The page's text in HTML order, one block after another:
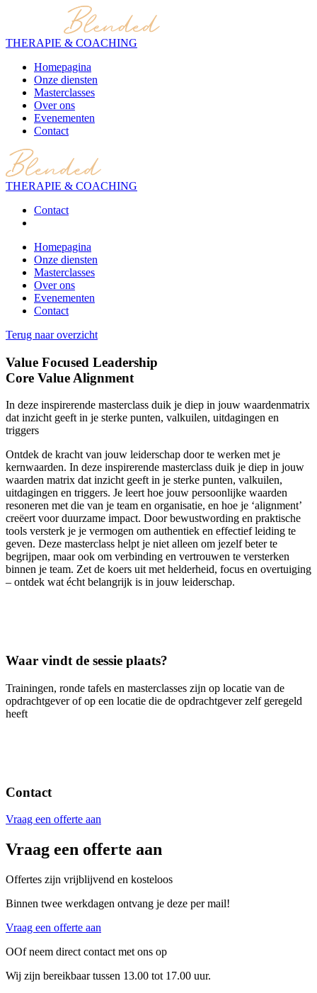
THERAPIE & COACHING
Homepagina
Onze diensten
Masterclasses
Over ons
Evenementen
Contact
THERAPIE & COACHING
Contact
Homepagina
Onze diensten
Masterclasses
Over ons
Evenementen
Contact
Terug naar overzicht
Value Focused Leadership
Core Value Alignment
In deze inspirerende masterclass duik je diep in jouw waardenmatrix
dat inzicht geeft in je sterke punten, valkuilen, uitdagingen en
triggers
Ontdek de kracht van jouw leiderschap door te werken met je
kernwaarden. In deze inspirerende masterclass duik je diep in jouw
waarden matrix dat inzicht geeft in je sterke punten, valkuilen,
uitdagingen en triggers. Je leert hoe jouw persoonlijke waarden
resoneren met die van je team en organisatie, en hoe je ‘alignment’
creëert voor duurzame impact. Door bewustwording en praktische
tools versterk je je vermogen om authentiek en effectief leiding te
geven. Deze masterclass helpt je niet alleen om jezelf beter te
begrijpen, maar ook om verbinding en vertrouwen te versterken
binnen je team. Zet de koers uit met helderheid, focus en overtuiging
– ontdek wat écht belangrijk is in jouw leiderschap.
Waar vindt de sessie plaats?
Trainingen, ronde tafels en masterclasses zijn op locatie van de
opdrachtgever of op een locatie die de opdrachtgever zelf geregeld
heeft
Contact
Vraag een offerte aan
Vraag een offerte aan
Offertes zijn vrijblijvend en kosteloos
Binnen twee werkdagen ontvang je deze per mail!
Vraag een offerte aan
OOf neem direct contact met ons op
Wij zijn bereikbaar tussen 13.00 tot 17.00 uur.